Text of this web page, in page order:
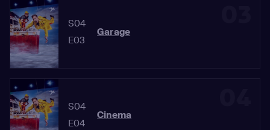
S04
E03
Garage
S04
E04
Cinema